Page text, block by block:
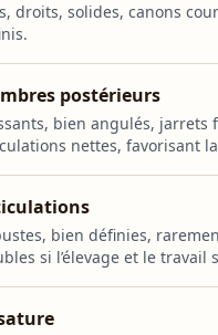
droits, solides, canons
postérieurs
bien angulés, jarrets
nettes, favorisant
bien définies,
si l’élevage et le travail